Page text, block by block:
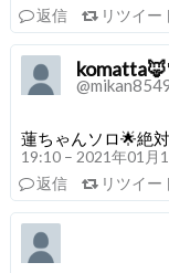
返信
リツイー
蓮ちゃんソロ🌟絶
19:10 – 2021年01月
返信
リツイー